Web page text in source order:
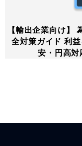
【輸出企業向け】
全対策ガイド 利益
安・円高対